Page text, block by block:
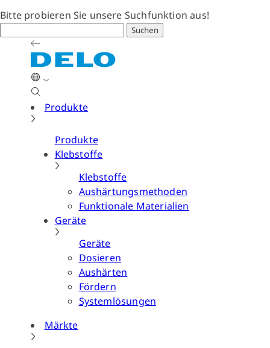
Bitte probieren Sie unsere Suchfunktion aus!
Suchen
Produkte
Produkte
Klebstoffe
Klebstoffe
Aushärtungsmethoden
Funktionale Materialien
Geräte
Geräte
Dosieren
Aushärten
Fördern
Systemlösungen
Märkte